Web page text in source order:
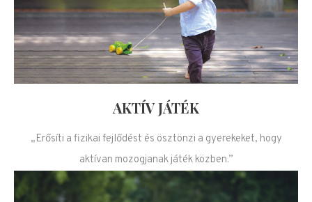
AKTÍV JÁTÉK
„Erősíti a fizikai fejlődést és ösztönzi a gyerekeket, hogy
aktívan mozogjanak játék közben.”